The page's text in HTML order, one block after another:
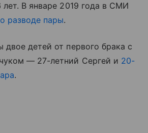
лет. В январе 2019 года в СМИ
разводе пары.
детей от первого брака с
— 27-летний Сергей и 20-
.